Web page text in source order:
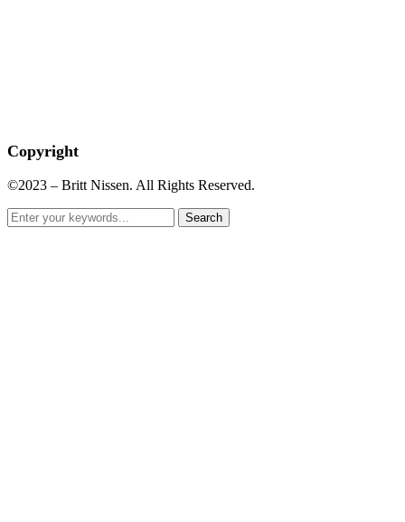
Copyright
©2023 – Britt Nissen. All Rights Reserved.